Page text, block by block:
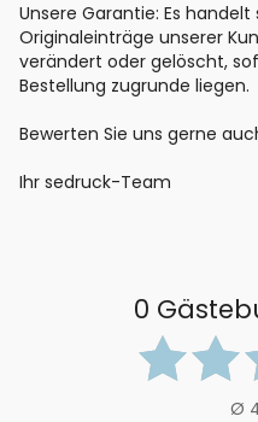
Unsere Garantie: Es
Originaleinträge unserer
verändert oder gelöscht,
Bestellung zugrunde liegen.
Bewerten Sie uns gerne
Ihr sedruck-Team
0
Ø